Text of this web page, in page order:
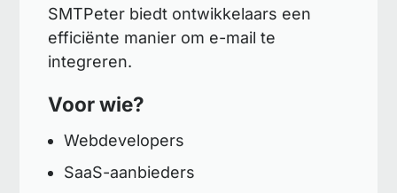
SMTPeter biedt ontwikkelaars een
efficiënte manier om e-mail te
integreren.
Voor wie?
Webdevelopers
SaaS-aanbieders